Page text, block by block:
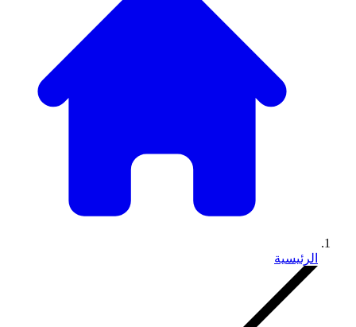
الرئيسية